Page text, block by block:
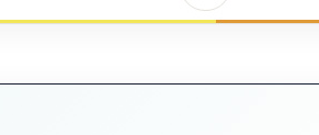
JJFrías